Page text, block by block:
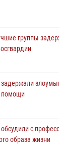
по
группы
помощи
с
образа жизни